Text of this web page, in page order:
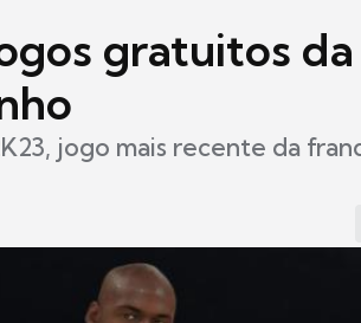
gratuitos da
jogo mais recente da